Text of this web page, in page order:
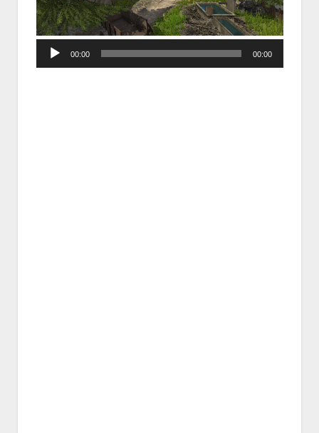
Player
00:00 00:00